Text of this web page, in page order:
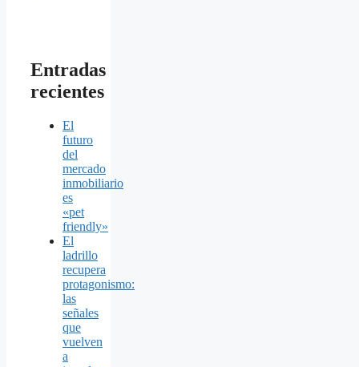
Entradas
recientes
El
futuro
del
mercado
inmobiliario
es
«pet
friendly»
El
ladrillo
recupera
protagonismo:
las
señales
que
vuelven
a